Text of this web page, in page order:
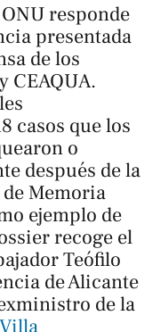
responde
presentada
de los
CEAQUA.
casos que los
o
después de la
Memoria
ejemplo de
recoge el
Teófilo
de Alicante
de la